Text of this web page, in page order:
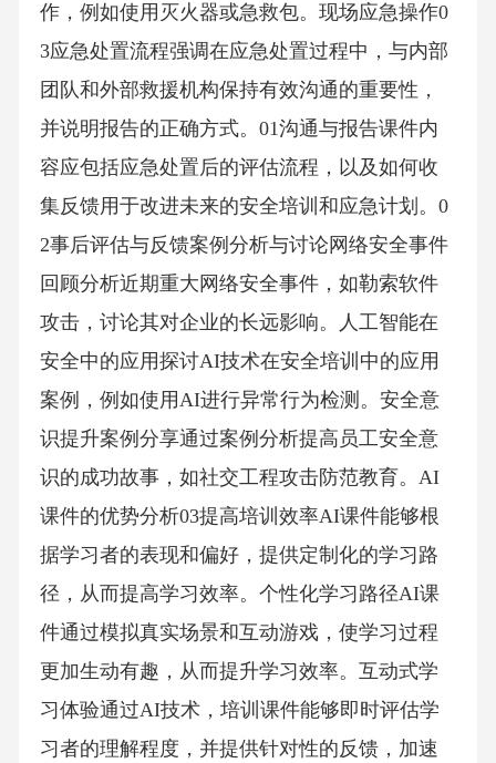
作，例如使用灭火器或急救包。现场应急操作0
3应急处置流程强调在应急处置过程中，与内部
团队和外部救援机构保持有效沟通的重要性，
并说明报告的正确方式。01沟通与报告课件内
容应包括应急处置后的评估流程，以及如何收
集反馈用于改进未来的安全培训和应急计划。0
2事后评估与反馈案例分析与讨论网络安全事件
回顾分析近期重大网络安全事件，如勒索软件
攻击，讨论其对企业的长远影响。人工智能在
安全中的应用探讨AI技术在安全培训中的应用
案例，例如使用AI进行异常行为检测。安全意
识提升案例分享通过案例分析提高员工安全意
识的成功故事，如社交工程攻击防范教育。AI
课件的优势分析03提高培训效率AI课件能够根
据学习者的表现和偏好，提供定制化的学习路
径，从而提高学习效率。个性化学习路径AI课
件通过模拟真实场景和互动游戏，使学习过程
更加生动有趣，从而提升学习效率。互动式学
习体验通过AI技术，培训课件能够即时评估学
习者的理解程度，并提供针对性的反馈，加速